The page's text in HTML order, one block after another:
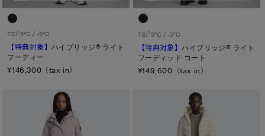
TEI1 5°C / -5°C
【特典対象】ハイブリッジ® ライト
フーディー
¥146,300（tax in）
TEI15°C / -5°C
【特典対象】 ハイブリッジ® ライト
フーディッド コート
¥149,600（tax in）